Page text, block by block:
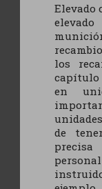
Elevado
los
capítulo
en
de